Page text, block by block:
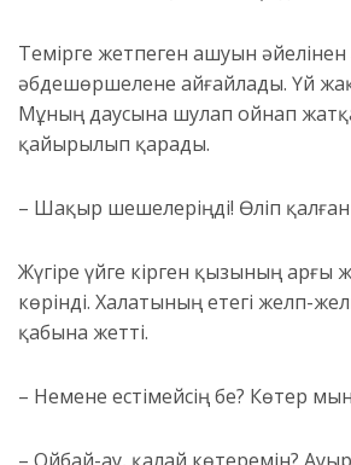
Темірге жетпеген ашуын
әбдешөршелене айғайлады. Үй
Мұның даусына шулап ойнап
қайырылып қарады.
– Шақыр шешелеріңді! Өліп қалған
Жүгіре үйге кірген қызының арғы
көрінді. Халатының етегі желп-
қабына жетті.
– Немене естімейсің бе? Көтер
– Ойбай-ау, қалай көтеремін?